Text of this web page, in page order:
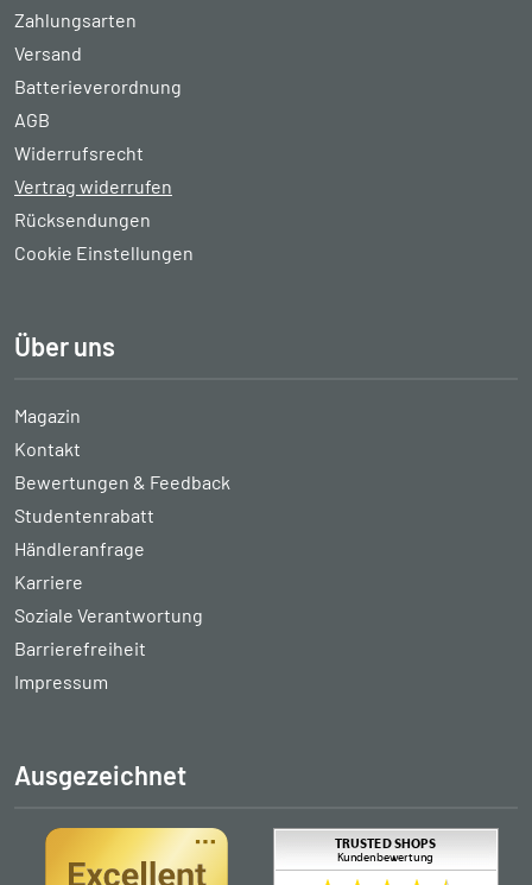
Zahlungsarten
Versand
Batterieverordnung
AGB
Widerrufsrecht
Vertrag widerrufen
Rücksendungen
Cookie Einstellungen
Über uns
Magazin
Kontakt
Bewertungen & Feedback
Studentenrabatt
Händleranfrage
Karriere
Soziale Verantwortung
Barrierefreiheit
Impressum
Ausgezeichnet